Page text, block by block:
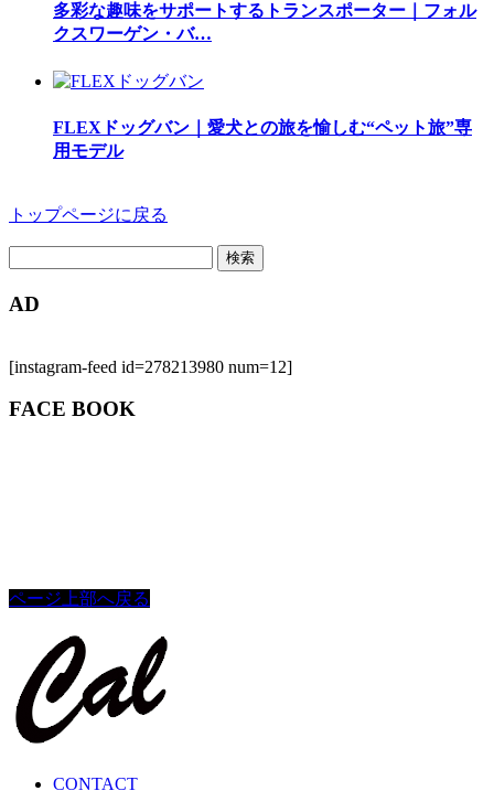
多彩な趣味をサポートするトランスポーター｜フォル
クスワーゲン・バ…
FLEXドッグバン｜愛犬との旅を愉しむ“ペット旅”専
用モデル
トップページに戻る
AD
[instagram-feed id=278213980 num=12]
FACE BOOK
ページ上部へ戻る
CONTACT